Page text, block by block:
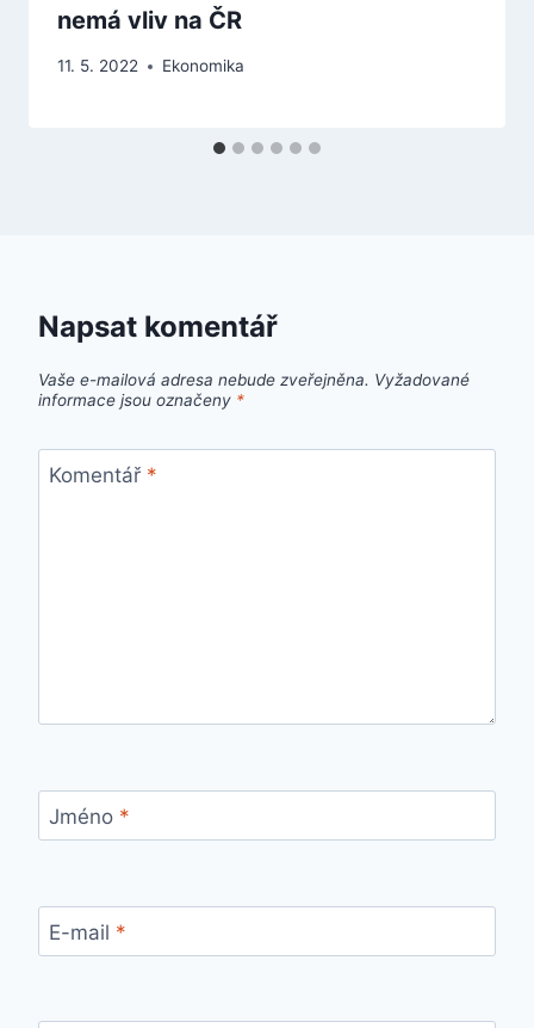
nemá vliv na ČR
11. 5. 2022 Ekonomika
Napsat komentář
Vaše e-mailová adresa nebude zveřejněna. Vyžadované
informace jsou označeny *
Komentář *
Jméno *
E-mail *